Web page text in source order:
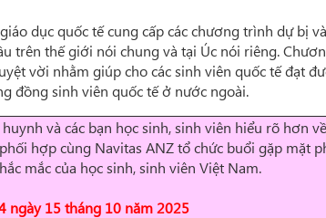
dục quốc tế cung cấp các chương trình dự bị
trên thế giới nói chung và tại Úc nói riêng.
vời nhằm giúp cho các sinh viên quốc tế đạt
đồng sinh viên quốc tế ở nước ngoài.
và các bạn học sinh, sinh viên hiểu rõ hơn
hợp cùng Navitas ANZ tổ chức buổi gặp mặt
mắc của học sinh, sinh viên Việt Nam.
ngày 15 tháng 10 năm 2025